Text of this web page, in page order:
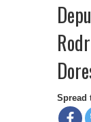
Spread